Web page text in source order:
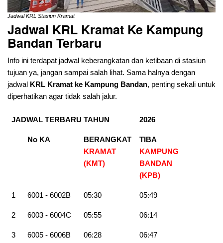
Jadwal KRL Stasiun Kramat
Jadwal KRL Kramat Ke Kampung
Bandan Terbaru
Info ini terdapat jadwal keberangkatan dan ketibaan di stasiun
tujuan ya, jangan sampai salah lihat. Sama halnya dengan
jadwal KRL Kramat ke Kampung Bandan, penting sekali untuk
diperhatikan agar tidak salah jalur.
JADWAL TERBARU TAHUN 2026
No KA
BERANGKAT
KRAMAT
(KMT)
TIBA
KAMPUNG
BANDAN
(KPB)
1 6001 - 6002B 05:30 05:49
2 6003 - 6004C 05:55 06:14
3 6005 - 6006B 06:28 06:47